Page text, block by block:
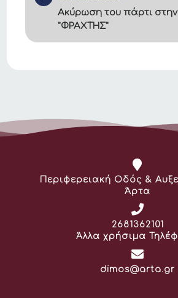
Ακύρωση του πάρτι
"ΦΡΑΧΤΗΣ"
Διεύθυνση:
Περιφερειακή Οδός &
Άρτα
Τηλέφωνο:
2681362101
Άλλα χρήσιμα
Email:
dimos@arta.gr